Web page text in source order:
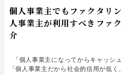
個人事業主でもファクタリ
人事業主が利用すべきファ
介
「個人事業主になってからキャッシ
「個人事業主だから社会的信用が低